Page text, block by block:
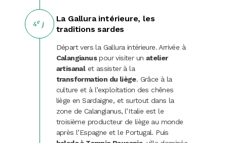
4e j
La Gallura intérieure, les
traditions sardes
Départ vers la Gallura intérieure. Arrivée à
Calangianuspour visiter un atelier
artisanalet assister à la
transformation du liège. Grâce à la
culture et à l’exploitation des chênes
liège en Sardaigne, et surtout dans la
zone de Calangianus, l’Italie est le
troisième producteur de liège au monde
après l’Espagne et le Portugal. Puis